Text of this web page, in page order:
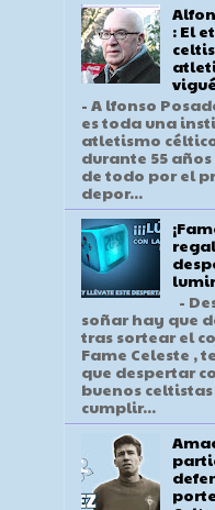
: El
- A lfonso
es toda una
atletismo
durante 55
de todo por el
depor...
-
soñar hay que
tras sortear el
Fame Celeste ,
que despertar
buenos
cumplir...